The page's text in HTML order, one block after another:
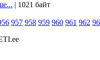
| 1021 байт
957 958 959 960 961 962